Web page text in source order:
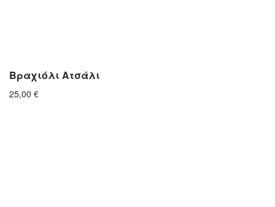
Βραχιόλι Ατσάλι
25,00 €